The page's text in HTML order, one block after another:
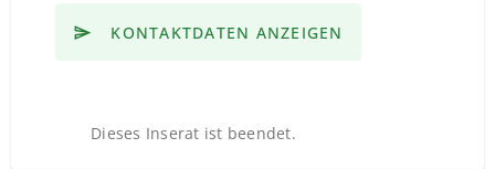
KONTAKTDATEN ANZEIGEN
Dieses Inserat ist beendet.